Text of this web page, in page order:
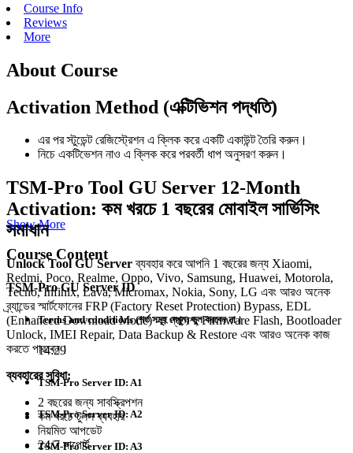
Course Info
Reviews
More
About Course
Activation Method (এক্টিভিশন পদ্ধতি)
এর পর স্টুডেন্ট রেজিস্ট্রেশন এ ক্লিক করে একটি একাউন্ট তৈরি করুন।
নিচে একটিভেশন নাও এ ক্লিক করে পরবর্তী ধাপ অনুসরণ করুন।
TSM-Pro Tool GU Server 12-Month
Activation: কম খরচে 1 বছরের মোবাইল সার্ভিসিং
সমাধান
Unlock Tool GU Serverব্যবহার করে আপনি 1 বছরের জন্য Xiaomi,
Redmi, Poco, Realme, Oppo, Vivo, Samsung, Huawei, Motorola,
Tecno, Infinix, Lava, Micromax, Nokia, Sony, LG এবং আরও অনেক
ব্র্যান্ডের স্মার্টফোনের FRP (Factory Reset Protection) Bypass, EDL
(Enhanced Download Mode) -এ প্রবেশ, Firmware Flash, Bootloader
Unlock, IMEI Repair, Data Backup & Restore এবং আরও অনেক কাজ
করতে পারবেন।
ব্যবহারের সুবিধা:
2 বছরের জন্য সাবস্ক্রিপশন
কম খরচে টুলস ব্যবহার
নিয়মিত আপডেট
24/7 সাপোর্ট
Show More
Course Content
TSM-Pro GU Server ID
Terms and conditions (শর্ত সমূহ দেখুন) ভুল করবেন না।
14:29
TSM-Pro Server ID: A1
TSM-Pro Server ID: A2
TSM-Pro Server ID: A3